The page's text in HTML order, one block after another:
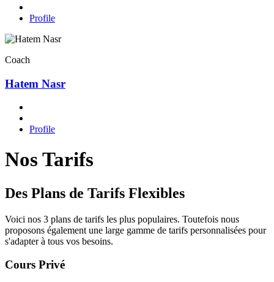
Profile
Coach
Hatem Nasr
Profile
Nos Tarifs
Des Plans de Tarifs Flexibles
Voici nos 3 plans de tarifs les plus populaires. Toutefois nous
proposons également une large gamme de tarifs personnalisées pour
s'adapter à tous vos besoins.
Cours Privé